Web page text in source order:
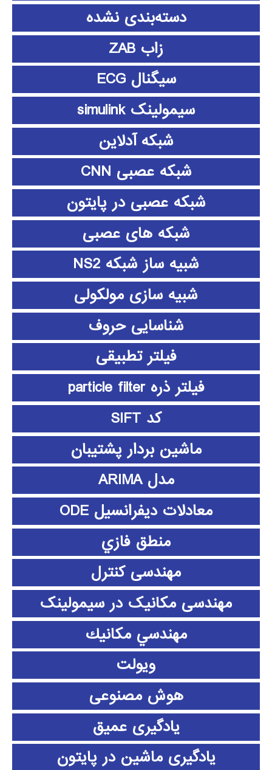
دسته‌بندی نشده
زاب ZAB
سیگنال ECG
سیمولینک simulink
شبکه آدلاین
شبکه عصبی CNN
شبکه عصبی در پایتون
شبکه های عصبی
شبیه ساز شبکه NS2
شبیه سازی مولکولی
شناسایی حروف
فیلتر تطبیقی
فیلتر ذره particle filter
کد SIFT
ماشین بردار پشتیبان
مدل ARIMA
معادلات دیفرانسیل ODE
منطق فازي
مهندسی کنترل
مهندسی مکانیک در سیمولینک
مهندسي مكانيك
ویولت
هوش مصنوعی
یادگیری عمیق
یادگیری ماشین در پایتون